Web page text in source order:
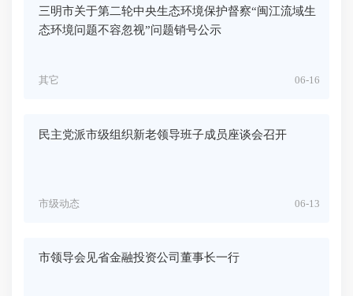
三明市关于第二轮中央生态环境保护督察“闽江流域生
态环境问题不容忽视”问题销号公示
06-16
其它
民主党派市级组织新老领导班子成员座谈会召开
06-13
市级动态
市领导会见省金融投资公司董事长一行